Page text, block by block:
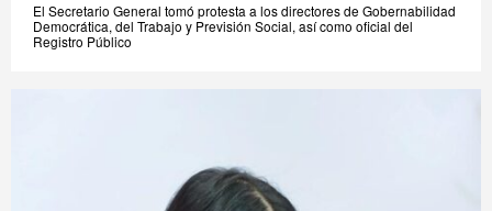
El Secretario General tomó protesta a los directores de Gobernabilidad
Democrática, del Trabajo y Previsión Social, así como oficial del
Registro Público